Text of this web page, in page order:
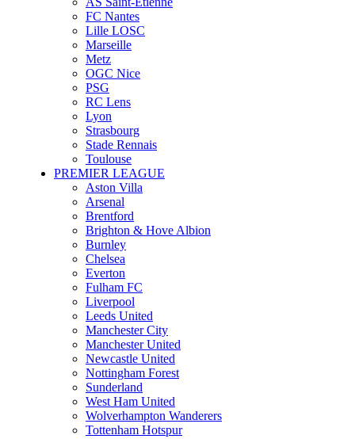
FC Nantes
Lille LOSC
Marseille
Metz
OGC Nice
PSG
RC Lens
Lyon
Strasbourg
Stade Rennais
Toulouse
PREMIER LEAGUE
Aston Villa
Arsenal
Brentford
Brighton & Hove Albion
Burnley
Chelsea
Everton
Fulham FC
Liverpool
Leeds United
Manchester City
Manchester United
Newcastle United
Nottingham Forest
Sunderland
West Ham United
Wolverhampton Wanderers
Tottenham Hotspur